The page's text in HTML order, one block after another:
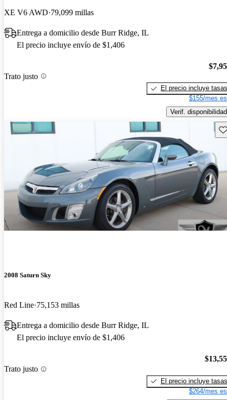
XE V6 AWD 79,099 millas
Entrega a domicilio desde Burr Ridge, IL
El precio incluye envío de $1,406
Trato justo
El precio incluye tasas
$155/mes
Verif. disponibilidad
2008 Saturn Sky
Red Line 75,153 millas
Entrega a domicilio desde Burr Ridge, IL
El precio incluye envío de $1,406
Trato justo
El precio incluye tasas
$264/mes